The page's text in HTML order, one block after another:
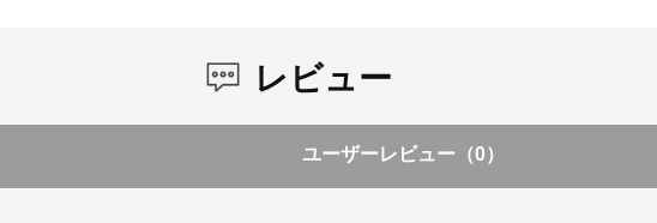
レビュー
ユーザーレビュー （0）